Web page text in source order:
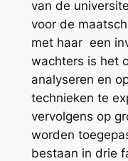
van de
voor de
met haar een
wachters is het
analyseren en
technieken te
vervolgens op
worden
bestaan in drie